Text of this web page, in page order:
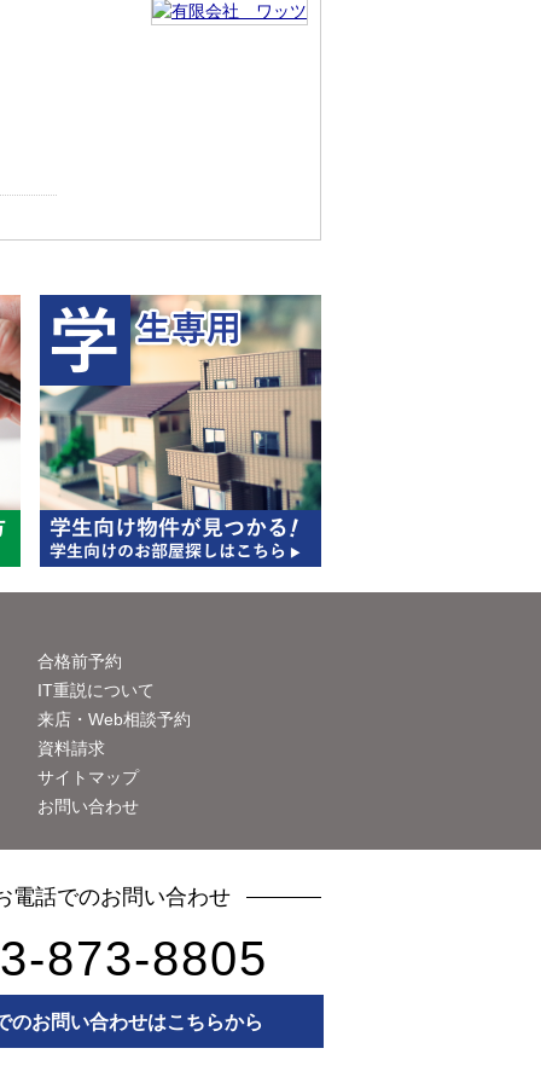
合格前予約
IT重説について
来店・Web相談予約
資料請求
サイトマップ
お問い合わせ
電話でのお問い合わせ
873-8805
のお問い合わせはこちらから